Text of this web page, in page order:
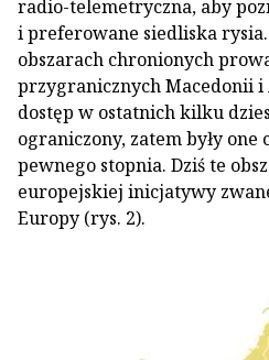
radio-telemetryczna, aby
i preferowane siedliska rysia.
obszarach chronionych
przygranicznych Macedonii
dostęp w ostatnich kilku
ograniczony, zatem były
pewnego stopnia. Dziś te
europejskiej inicjatywy
Europy (rys. 2).